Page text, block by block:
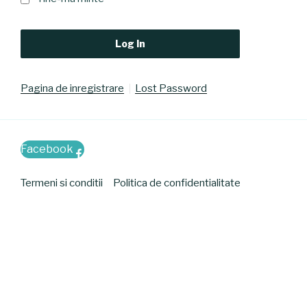
Pagina de inregistrare Lost Password
Facebook
Termeni si conditii Politica de confidentialitate